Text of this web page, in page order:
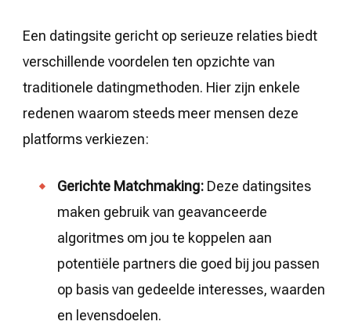
Een datingsite gericht op serieuze relaties biedt
verschillende voordelen ten opzichte van
traditionele datingmethoden. Hier zijn enkele
redenen waarom steeds meer mensen deze
platforms verkiezen:
Gerichte Matchmaking: Deze datingsites
maken gebruik van geavanceerde
algoritmes om jou te koppelen aan
potentiële partners die goed bij jou passen
op basis van gedeelde interesses, waarden
en levensdoelen.